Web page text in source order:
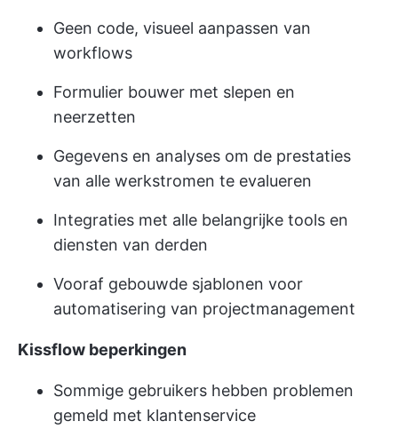
Geen code, visueel aanpassen van
workflows
Formulier bouwer met slepen en
neerzetten
Gegevens en analyses om de prestaties
van alle werkstromen te evalueren
Integraties met alle belangrijke tools en
diensten van derden
Vooraf gebouwde sjablonen voor
automatisering van projectmanagement
Kissflow beperkingen
Sommige gebruikers hebben problemen
gemeld met klantenservice